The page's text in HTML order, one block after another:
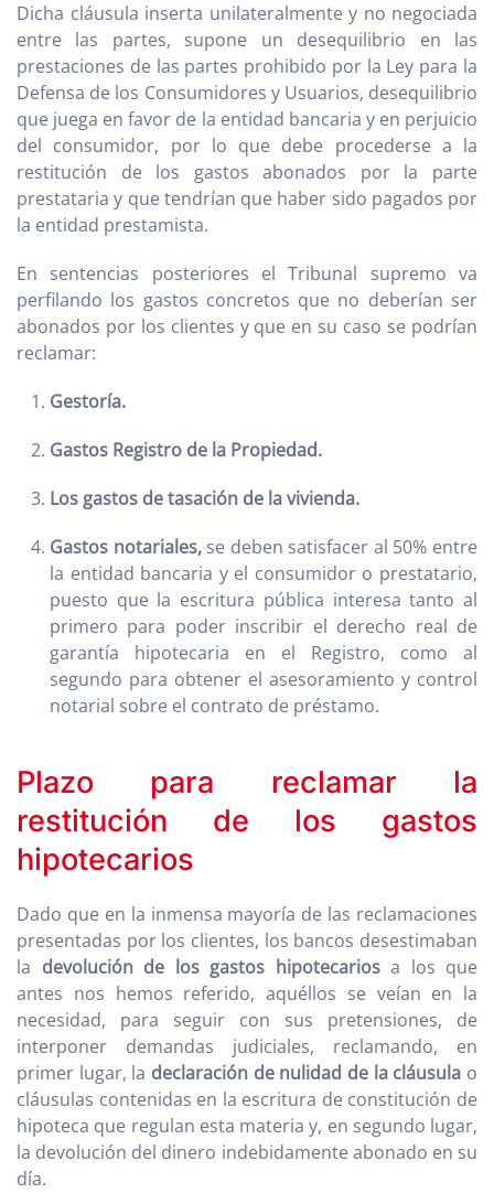
Dicha cláusula inserta unilateralmente y no negociada
entre las partes, supone un desequilibrio en las
prestaciones de las partes prohibido por la Ley para la
Defensa de los Consumidores y Usuarios, desequilibrio
que juega en favor de la entidad bancaria y en perjuicio
del consumidor, por lo que debe procederse a la
restitución de los gastos abonados por la parte
prestataria y que tendrían que haber sido pagados por
la entidad prestamista.
En sentencias posteriores el Tribunal supremo va
perfilando los gastos concretos que no deberían ser
abonados por los clientes y que en su caso se podrían
reclamar:
Gestoría.
Gastos Registro de la Propiedad.
Los gastos de tasación de la vivienda.
Gastos notariales, se deben satisfacer al 50% entre
la entidad bancaria y el consumidor o prestatario,
puesto que la escritura pública interesa tanto al
primero para poder inscribir el derecho real de
garantía hipotecaria en el Registro, como al
segundo para obtener el asesoramiento y control
notarial sobre el contrato de préstamo.
Plazo para reclamar la
restitución de los gastos
hipotecarios
Dado que en la inmensa mayoría de las reclamaciones
presentadas por los clientes, los bancos desestimaban
la devolución de los gastos hipotecariosa los que
antes nos hemos referido, aquéllos se veían en la
necesidad, para seguir con sus pretensiones, de
interponer demandas judiciales, reclamando, en
primer lugar, la declaración de nulidad de la cláusula o
cláusulas contenidas en la escritura de constitución de
hipoteca que regulan esta materia y, en segundo lugar,
la devolución del dinero indebidamente abonado en su
día.